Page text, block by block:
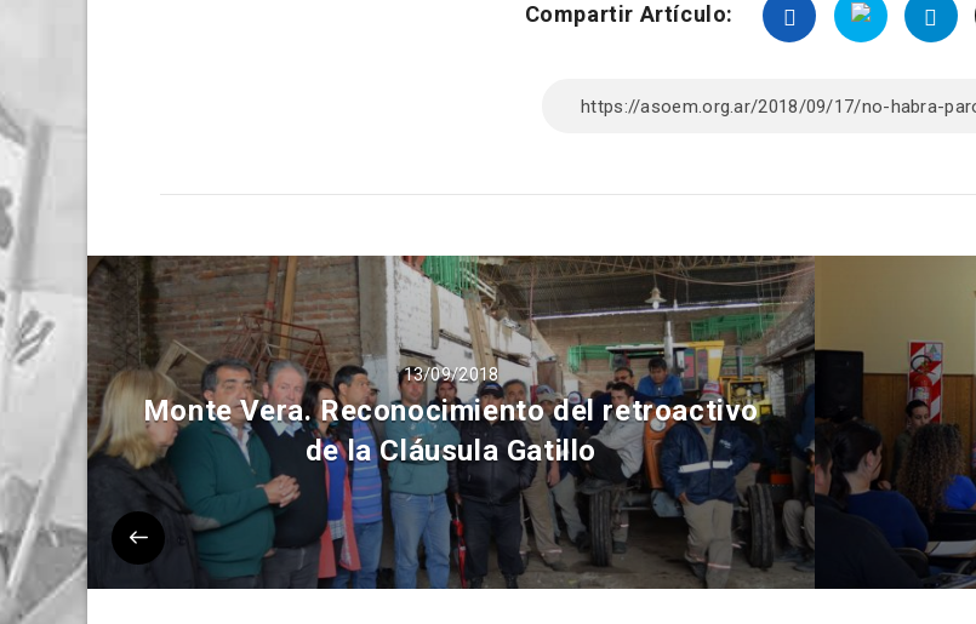
Compartir Artículo:
13/09/2018
Monte Vera. Reconocimiento del retroactivo
de la Cláusula Gatillo